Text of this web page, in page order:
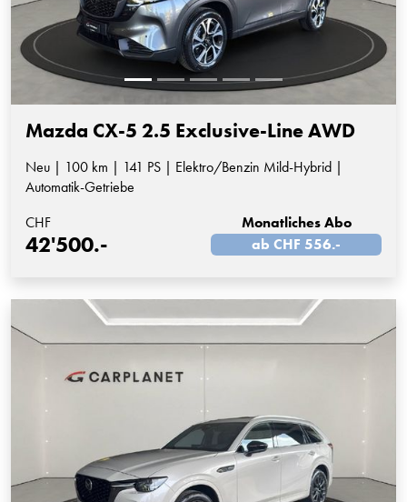
Mazda CX-5 2.5 Exclusive-Line AWD
Neu | 100 km | 141 PS | Elektro/Benzin Mild-Hybrid |
Automatik-Getriebe
CHF
42'500.-
Monatliches Abo
ab CHF 556.-